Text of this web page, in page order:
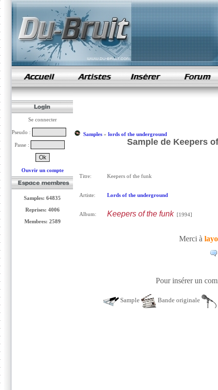
samples de rap
Se connecter
Pseudo :
Passe :
Ouvrir un compte
Samples: 64835
Reprises: 4006
Membres: 2589
Samples» lords of the underground
Sample de Keepers
Titre: Keepers of the funk
Artiste: Lords of the underground
Album: Keepers of the funk[1994]
Merci à
Pour insérer un
Sample Bande originale